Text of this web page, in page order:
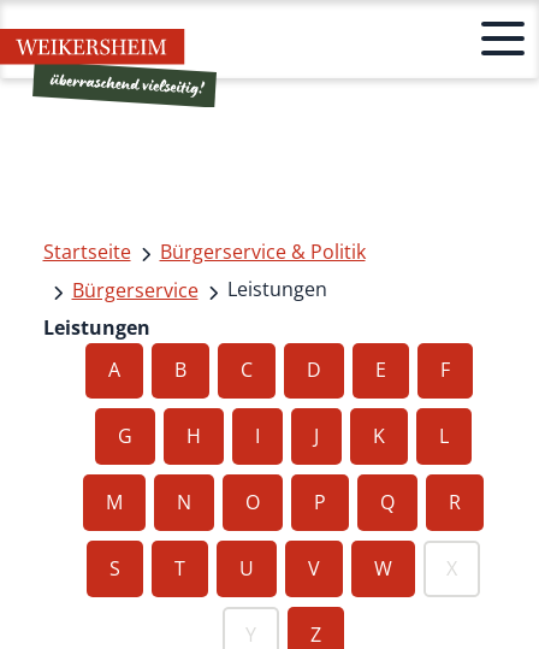
Startseite
Bürgerservice & Politik
Bürgerservice
Leistungen
Leistungen
A
B C D E F
G H I J K L
M N O P Q R
S T U V W X
Y Z